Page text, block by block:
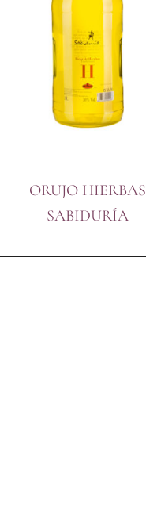
ORUJO HIERBAS
SABIDURÍA